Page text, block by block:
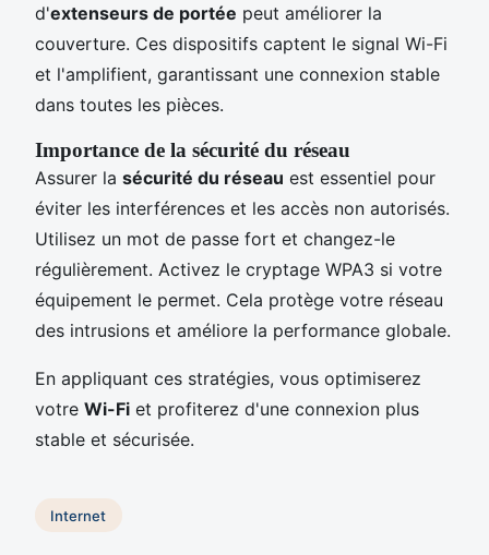
d'extenseurs de portée peut améliorer la
couverture. Ces dispositifs captent le signal Wi-Fi
et l'amplifient, garantissant une connexion stable
dans toutes les pièces.
Importance de la sécurité du réseau
Assurer la sécurité du réseau est essentiel pour
éviter les interférences et les accès non autorisés.
Utilisez un mot de passe fort et changez-le
régulièrement. Activez le cryptage WPA3 si votre
équipement le permet. Cela protège votre réseau
des intrusions et améliore la performance globale.
En appliquant ces stratégies, vous optimiserez
votre Wi-Fi et profiterez d'une connexion plus
stable et sécurisée.
Internet